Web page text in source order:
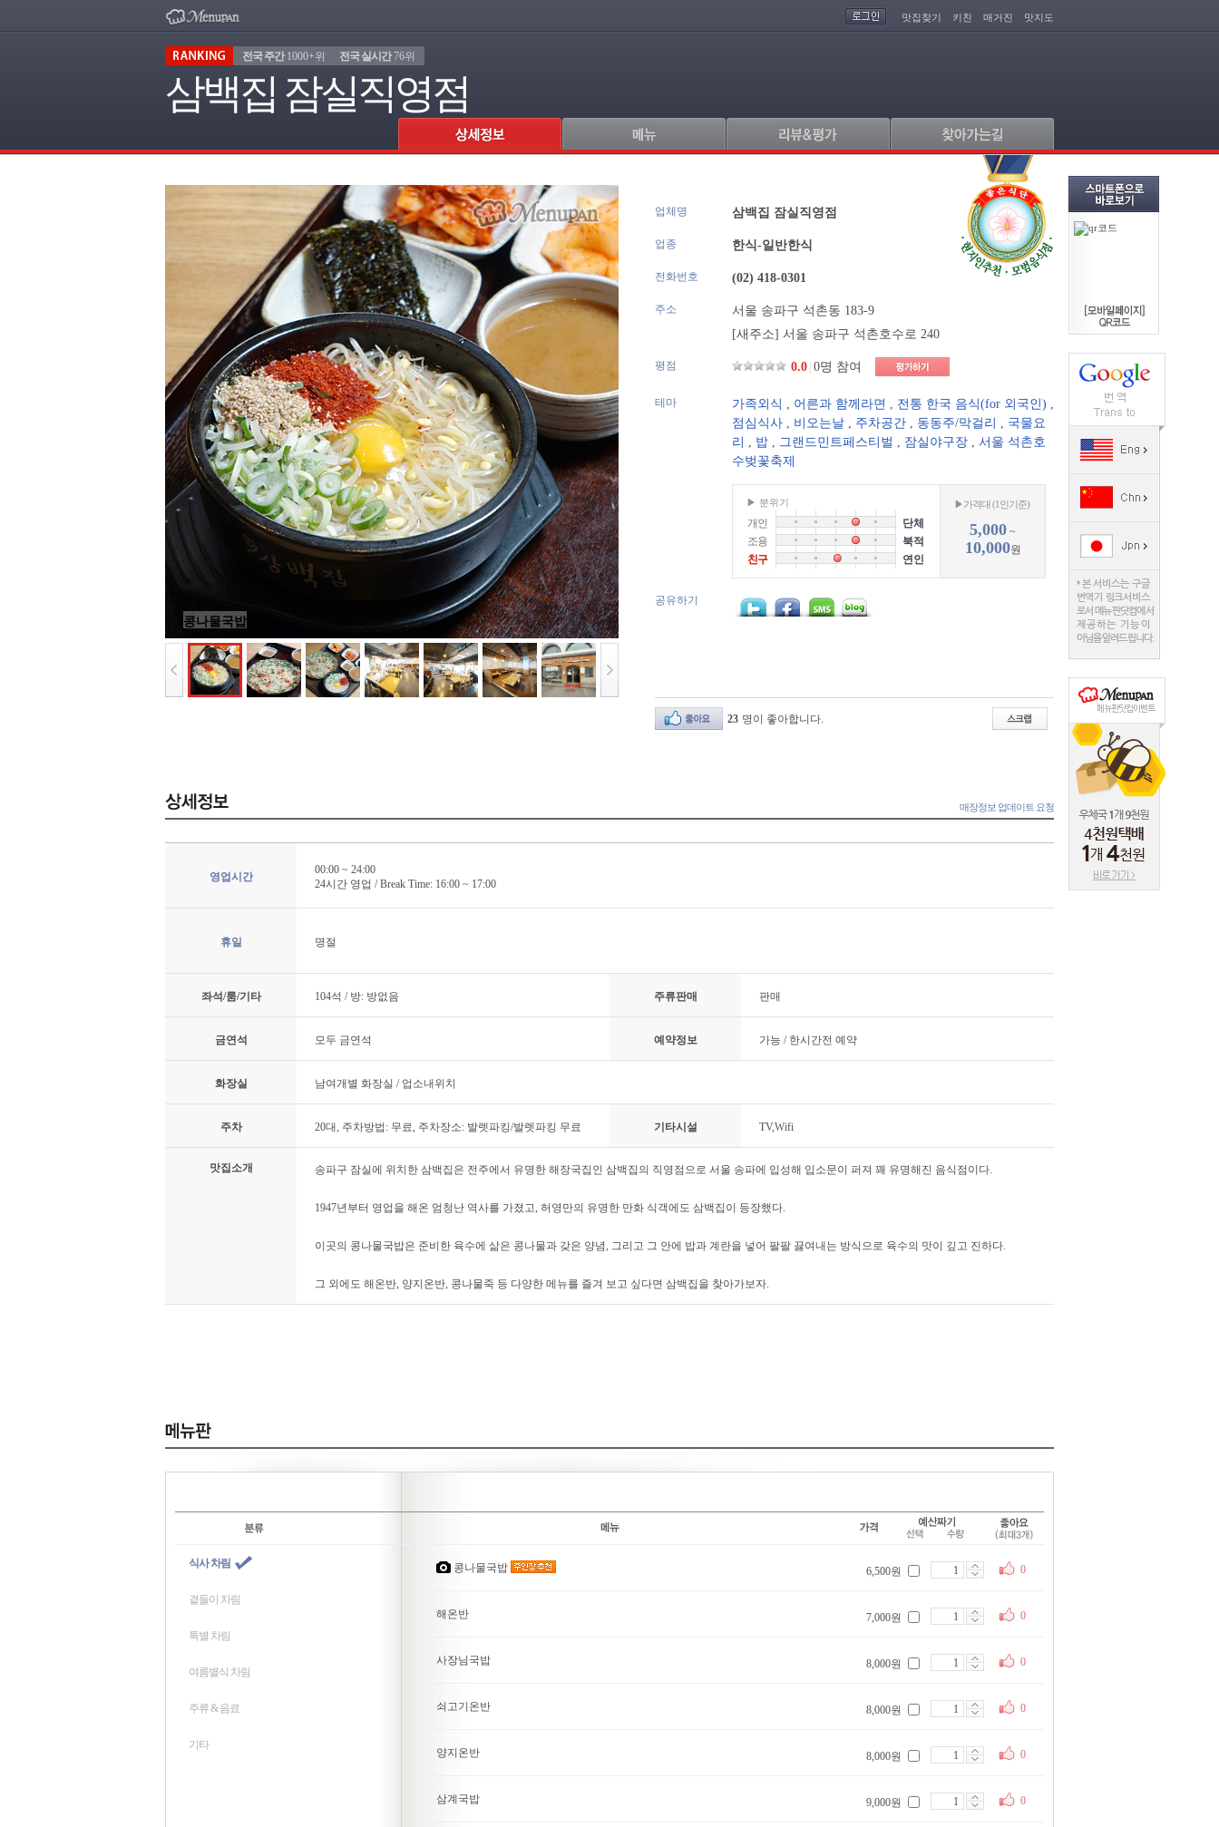
맛집찾기 키친 매거진 맛지도
전국 주간1000+위 전국 실시간76위
삼백집 잠실직영점
콩나물국밥
업체명 삼백집 잠실직영점
업종 한식-일반한식
전화번호 (02) 418-0301
주소
서울 송파구 석촌동 183-9
[새주소] 서울 송파구 석촌호수로 240
평점 0.0 0명 참여
테마 가족외식 , 어른과 함께라면 , 전통 한국 음식(for 외국인) ,
점심식사 , 비오는날 , 주차공간 , 동동주/막걸리 , 국물요
리
, 밥 , 그랜드민트페스티벌 , 잠실야구장 , 서울 석촌호
수벚꽃축제
▶ 분위기
개인
단체
조용
북적
친구
연인
▶가격대 (1인기준)
5,000 ~
10,000원
공유하기
23 명이 좋아합니다.
매장정보 업데이트 요청
영업시간
00:00 ~ 24:00
24시간 영업 / Break Time: 16:00 ~ 17:00
휴일 명절
좌석/룸/기타 104석 / 방: 방없음 주류판매 판매
금연석 모두 금연석 예약정보 가능 / 한시간전 예약
화장실 남여개별 화장실 / 업소내위치
주차 20대, 주차방법: 무료, 주차장소: 발렛파킹/발렛파킹 무료 기타시설 TV,Wifi
맛집소개 송파구 잠실에 위치한 삼백집은 전주에서 유명한 해장국집인 삼백집의 직영점으로 서울 송파에 입성해 입소문이 퍼져 꽤 유명해진 음식점이다.
1947년부터 영업을 해온 엄청난 역사를 가졌고, 허영만의 유명한 만화 식객에도 삼백집이 등장했다.
이곳의 콩나물국밥은 준비한 육수에 삶은 콩나물과 갖은 양념, 그리고 그 안에 밥과 계란을 넣어 팔팔 끓여내는 방식으로 육수의 맛이 깊고 진하다.
그 외에도 해온반, 양지온반, 콩나물죽 등 다양한 메뉴를 즐겨 보고 싶다면 삼백집을 찾아가보자.
식사 차림
곁들이 차림
특별 차림
여름별식 차림
주류 & 음료
기타
콩나물국밥 6,500원 0
해온반 7,000원 0
사장님국밥 8,000원 0
쇠고기온반 8,000원 0
양지온반 8,000원 0
삼계국밥 9,000원 0